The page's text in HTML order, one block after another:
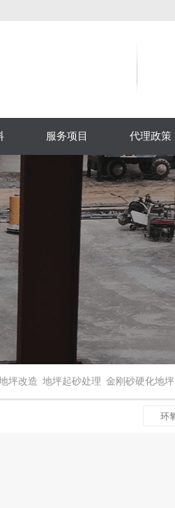
服务项目 代理政策
坪改造 地坪起砂处理 金刚砂硬化地坪